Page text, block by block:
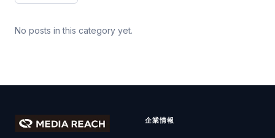
No posts in this category yet.
企業情報